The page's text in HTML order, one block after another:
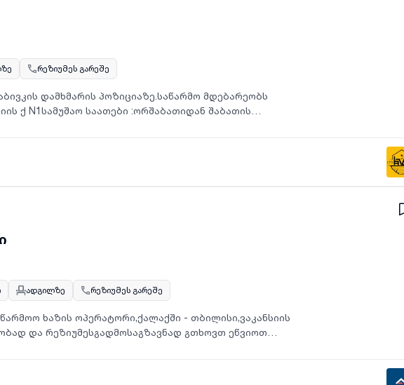
რეზიუმეს გარეშე
მდებარეობს
ქ N1სამუშაო საათები :ორშაბათიდან შაბათის
: საშუალოდ 3000 ლარიდამატებითი
ადგილზე რეზიუმეს გარეშე
ხაზის ოპერატორი,ქალაქში - თბილისი,ვაკანსიის
და რეზიუმესგადმოსაგზავნად გთხოვთ ეწვიოთ